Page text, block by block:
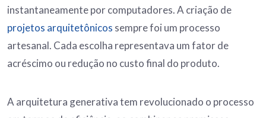
instantaneamente por computadores. A criação de
projetos arquitetônicos sempre foi um processo
artesanal. Cada escolha representava um fator de
acréscimo ou redução no custo final do produto.
A arquitetura generativa tem revolucionado o processo